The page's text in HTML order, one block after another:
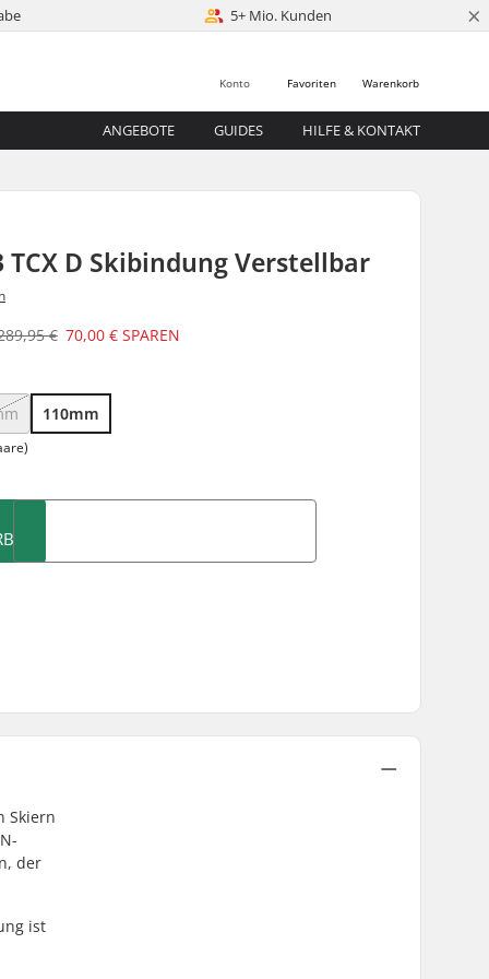
5+ Mio. Kunden ×
Warenkorb
Favoriten
Konto
ANGEBOTE GUIDES HILFE & KONTAKT
TCX D Skibindung Verstellbar
€ 70,00 € SPAREN
110mm
Skiern
der
ist